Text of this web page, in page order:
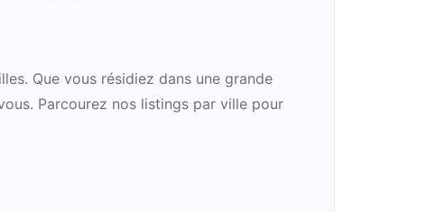
Que vous résidiez dans une grande
Parcourez nos listings par ville pour